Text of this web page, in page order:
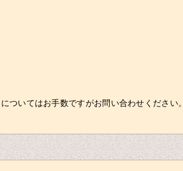
ついてはお手数ですがお問い合わせください。